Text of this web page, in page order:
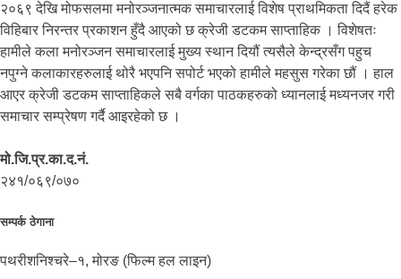
२०६९ देखि मोफसलमा मनोरञ्जनात्मक समाचारलाई विशेष प्राथमिकता दिदैं हरेक
विहिबार निरन्तर प्रकाशन हुँदै आएको छ क्रेजी डटकम साप्ताहिक । विशेषतः
हामीले कला मनोरञ्जन समाचारलाई मुख्य स्थान दियौं त्यसैले केन्द्रसँग पहुच
नपुग्ने कलाकारहरुलाई थोरै भएपनि सपोर्ट भएको हामीले महसुस गरेका छौं । हाल
आएर क्रेजी डटकम साप्ताहिकले सबै वर्गका पाठकहरुको ध्यानलाई मध्यनजर गरी
समाचार सम्प्रेषण गर्दै आइरहेको छ ।
मो.जि.प्र.का.द.नं.
२४१/०६९/०७०
सम्पर्क ठेगाना
पथरीशनिश्चरे–१, मोरङ (फिल्म हल लाइन)